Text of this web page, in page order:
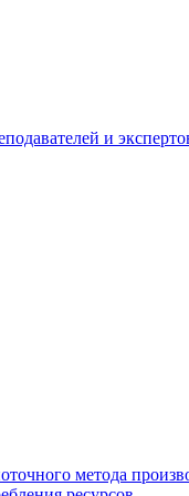
и
метода